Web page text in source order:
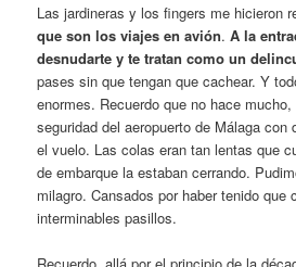
Las jardineras y los fingers me hicieron
que son los viajes en avión.A la
desnudarte y te tratan como un
pases sin que tengan que cachear. Y
enormes. Recuerdo que no hace
seguridad del aeropuerto de Málaga
el vuelo. Las colas eran tan lentas que
de embarque la estaban cerrando.
milagro. Cansados por haber tenido que
interminables pasillos.